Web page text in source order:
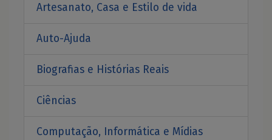
Artesanato, Casa e Estilo de vida
Auto-Ajuda
Biografias e Histórias Reais
Ciências
Computação, Informática e Mídias